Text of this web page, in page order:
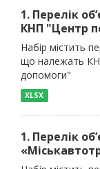
1. Перелік
КНП "Центр
Набір містить
що належать
допомоги"
XLSX
1. Перелік